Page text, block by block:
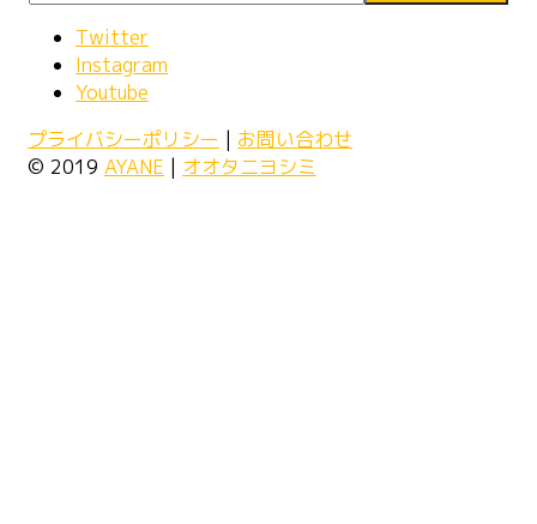
Twitter
Instagram
Youtube
プライバシーポリシー | お問い合わせ
© 2019 AYANE | オオタニヨシミ